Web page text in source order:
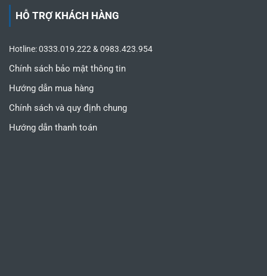
HỖ TRỢ KHÁCH HÀNG
Hotline: 0333.019.222 & 0983.423.954
Chính sách bảo mật thông tin
Hướng dẫn mua hàng
Chính sách và quy định chung
Hướng dẫn thanh toán